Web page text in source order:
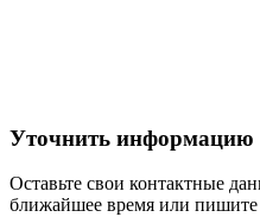
Уточнить информацию
Оставьте свои контактные
ближайшее время или